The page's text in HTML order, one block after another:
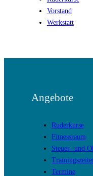
Vorstand
Werkstatt
Angebote
Ruderkurse
Fitnessraum
Steuer- und
Termine